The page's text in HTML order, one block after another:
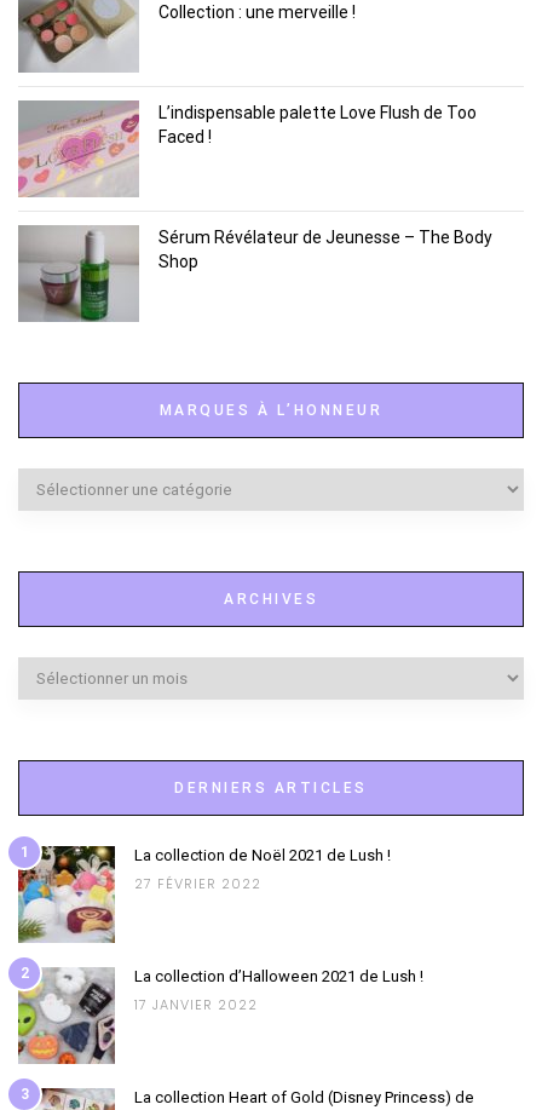
Collection : une merveille !
L’indispensable palette Love Flush de Too
Faced !
Sérum Révélateur de Jeunesse – The Body
Shop
MARQUES À L’HONNEUR
Marques
ARCHIVES
Archives
DERNIERS ARTICLES
1 La collection de Noël 2021 de Lush !
27 FÉVRIER 2022
2 La collection d’Halloween 2021 de Lush !
17 JANVIER 2022
3
La collection Heart of Gold (Disney Princess) de